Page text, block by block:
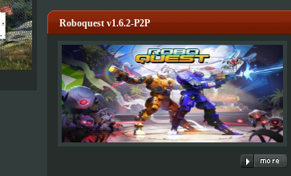
Roboquest v1.6.2-P2P